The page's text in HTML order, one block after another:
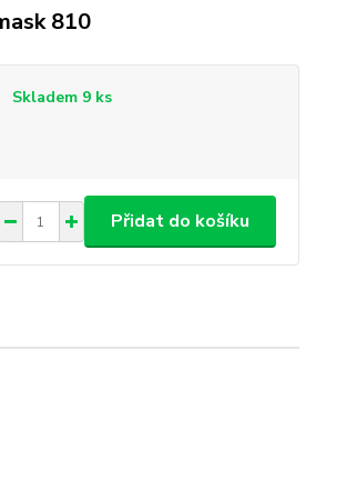
810
Skladem 9 ks
Přidat do košíku